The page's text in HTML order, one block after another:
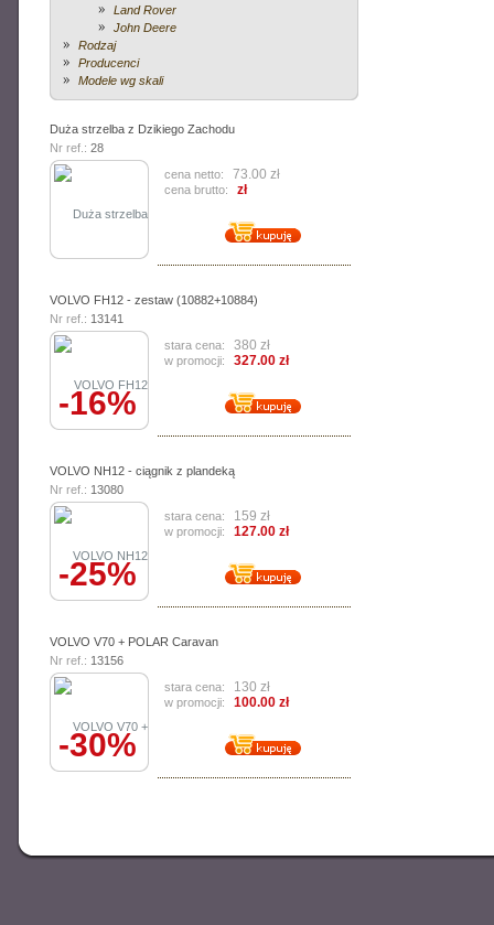
Land Rover
John Deere
Rodzaj
Producenci
Modele wg skali
Duża strzelba z Dzikiego Zachodu
Nr ref.: 28
cena netto:
73.00 zł
cena brutto: zł
VOLVO FH12 - zestaw (10882+10884)
Nr ref.: 13141
-16%
stara cena: 380 zł
w promocji: 327.00 zł
VOLVO NH12 - ciągnik z plandeką
Nr ref.: 13080
-25%
stara cena: 159 zł
w promocji: 127.00 zł
VOLVO V70 + POLAR Caravan
Nr ref.: 13156
-30%
stara cena: 130 zł
w promocji: 100.00 zł